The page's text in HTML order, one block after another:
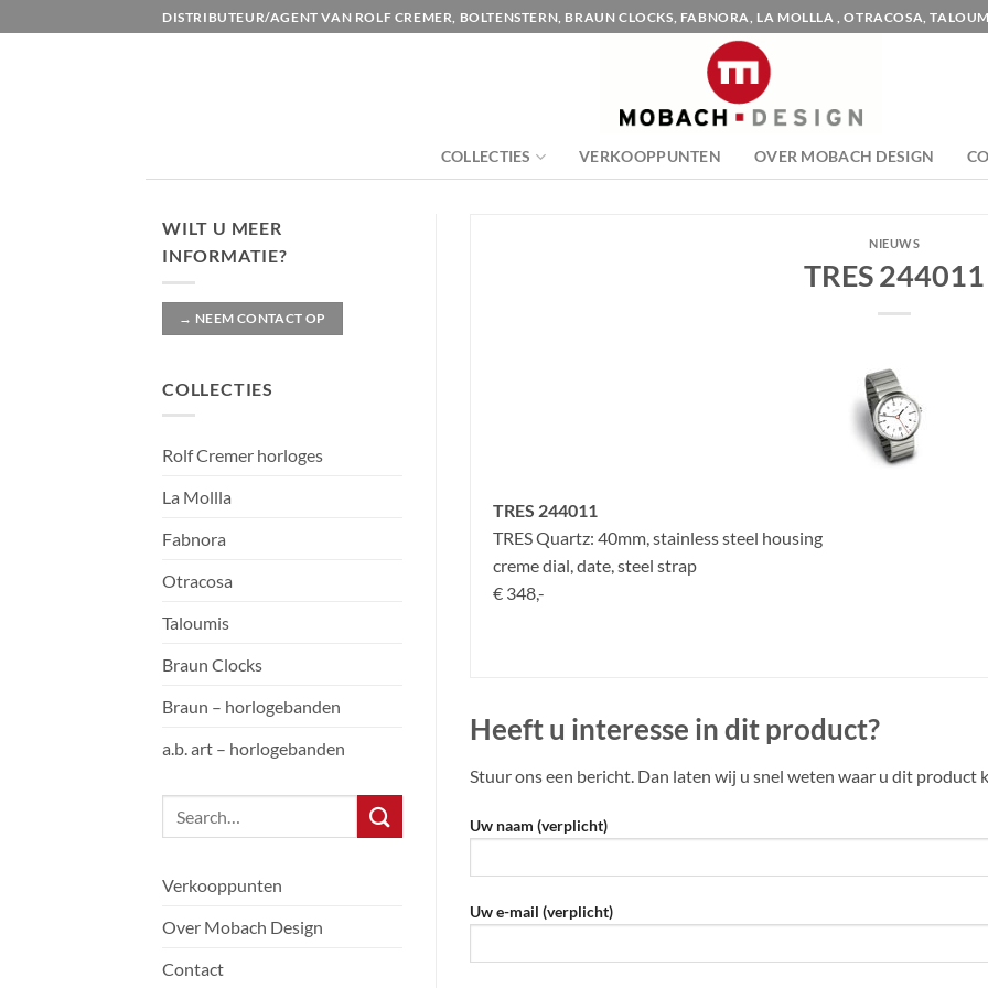
naar
DISTRIBUTEUR/AGENT VAN ROLF CREMER, BOLTENSTERN, BRAUN CLOCKS, FABNORA, LA MOLLLA , OTRACOSA,
COLLECTIES VERKOOPPUNTEN OVER MOBACH DESIGN
WILT U MEER
INFORMATIE?
→ NEEM CONTACT OP
COLLECTIES
Rolf Cremer horloges
La Mollla
Fabnora
Otracosa
Taloumis
Braun Clocks
Braun – horlogebanden
a.b. art – horlogebanden
Verkooppunten
Over Mobach Design
Contact
NIEUWS
TRES 244011
TRES 244011
TRES Quartz: 40mm, stainless steel housing
creme dial, date, steel strap
€ 348,-
Heeft u interesse in dit product?
Stuur ons een bericht. Dan laten wij u snel weten waar u dit product
Uw naam (verplicht)
Uw e-mail (verplicht)